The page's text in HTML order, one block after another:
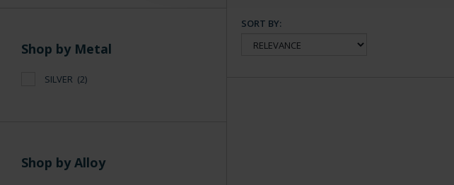
Shop by Metal
SILVER (2)
Shop by Alloy
SORT BY: